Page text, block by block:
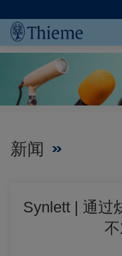
新闻
Synlett | 通过